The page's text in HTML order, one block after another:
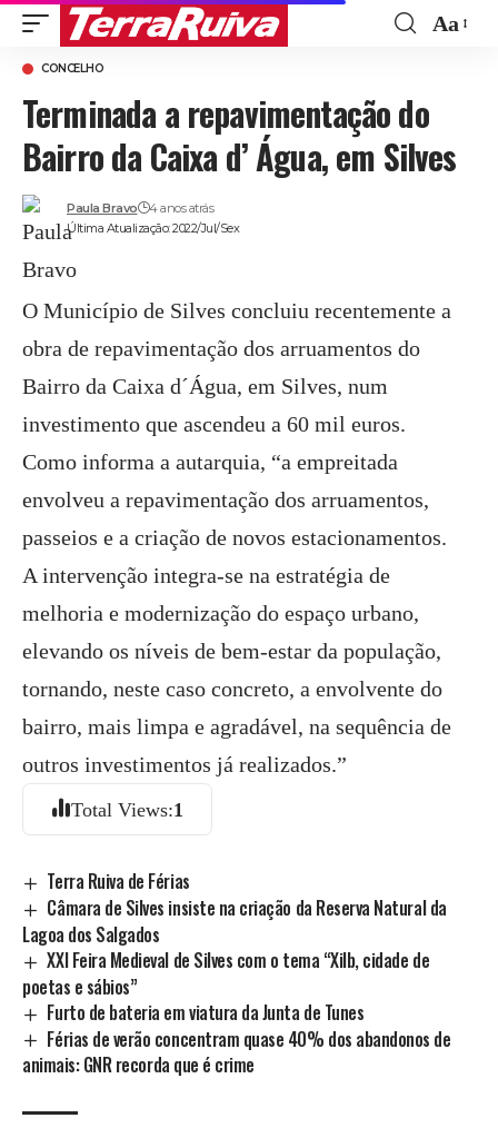
Aa
CONCELHO
Terminada a repavimentação do
Bairro da Caixa d’ Água, em Silves
Última Atualização: 2022/Jul/Sex
Paula Bravo 4 anos atrás
O Município de Silves concluiu recentemente a
obra de repavimentação dos arruamentos do
Bairro da Caixa d´Água, em Silves, num
investimento que ascendeu a 60 mil euros.
Como informa a autarquia, “a empreitada
envolveu a repavimentação dos arruamentos,
passeios e a criação de novos estacionamentos.
A intervenção integra-se na estratégia de
melhoria e modernização do espaço urbano,
elevando os níveis de bem-estar da população,
tornando, neste caso concreto, a envolvente do
bairro, mais limpa e agradável, na sequência de
outros investimentos já realizados.”
Total Views:1
Terra Ruiva de Férias
Câmara de Silves insiste na criação da Reserva Natural da
Lagoa dos Salgados
XXI Feira Medieval de Silves com o tema “Xilb, cidade de
poetas e sábios”
Furto de bateria em viatura da Junta de Tunes
Férias de verão concentram quase 40% dos abandonos de
animais: GNR recorda que é crime